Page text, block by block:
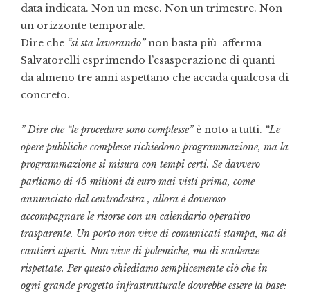
data indicata. Non un mese. Non un trimestre. Non
un orizzonte temporale.
Dire che “si sta lavorando”non basta più afferma
Salvatorelli esprimendo l’esasperazione di quanti
da almeno tre anni aspettano che accada qualcosa di
concreto.
” Dire che “le procedure sono complesse”è noto a tutti. “Le
opere pubbliche complesse richiedono programmazione, ma la
programmazione si misura con tempi certi. Se davvero
parliamo di 45 milioni di euro mai visti prima, come
annunciato dal centrodestra , allora è doveroso
accompagnare le risorse con un calendario operativo
trasparente. Un porto non vive di comunicati stampa, ma di
cantieri aperti. Non vive di polemiche, ma di scadenze
rispettate. Per questo chiediamo semplicemente ciò che in
ogni grande progetto infrastrutturale dovrebbe essere la base: